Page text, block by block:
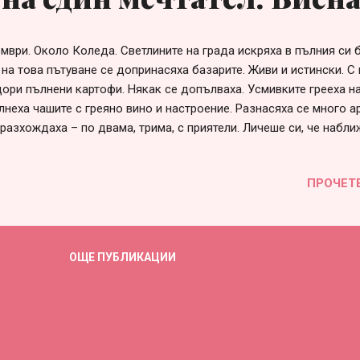
Около Коледа. Светлините на града искряха в пълния си
това пътуване се допринасяха базарите. Живи и истински. С
пълнени картофи. Някак се допълваха. Усмивките грееха
чашите с греяно вино и настроение. Разнасяха се много
– по двама, трима, с приятели. Личеше си, че
Имаше изящност и нежно преплитане на днешни и отминали
рицари. Покрити с величие. Също така и буржоазия,
черно, с ръкавици, красива усмивка, лъхаща на носталгия. От
ОЩЕ ПУБЛИКАЦИИ